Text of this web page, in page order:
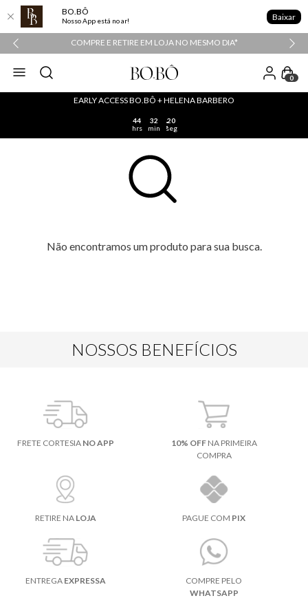
BO.BÔ
Nosso App está no ar! Baixar
COMPRE E RETIRE EM LOJA NO MESMO DIA*
0
EARLY ACCESS BO.BÔ + HELENA BARBERO
44
hrs
32
min
20
seg
Não encontramos um produto para sua busca.
NOSSOS BENEFÍCIOS
FRETE CORTESIA NO APP 10% OFFNA PRIMEIRA
COMPRA
RETIRE NA LOJA PAGUE COM PIX
ENTREGA EXPRESSA
COMPRE PELO
WHATSAPP